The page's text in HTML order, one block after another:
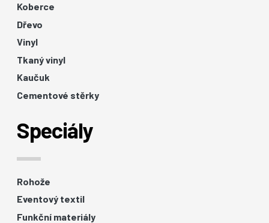
Koberce
Dřevo
Vinyl
Tkaný vinyl
Kaučuk
Cementové stěrky
Speciály
Rohože
Eventový textil
Funkční materiály